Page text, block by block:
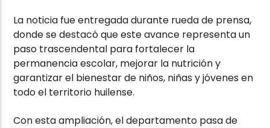
La noticia fue entregada durante rueda de prensa,
donde se destacó que este avance representa un
paso trascendental para fortalecer la
permanencia escolar, mejorar la nutrición y
garantizar el bienestar de niños, niñas y jóvenes en
todo el territorio huilense.
Con esta ampliación, el departamento pasa de